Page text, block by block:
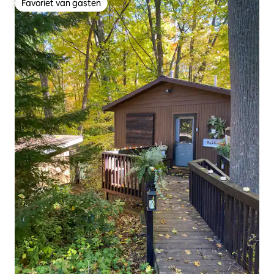
Favoriet van gasten
Favoriet van gasten